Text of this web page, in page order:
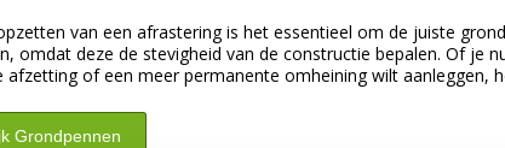
van een afrastering is het essentieel om de juiste
omdat deze de stevigheid van de constructie bepalen. Of je
afzetting of een meer permanente omheining wilt aanleggen,
Grondpennen